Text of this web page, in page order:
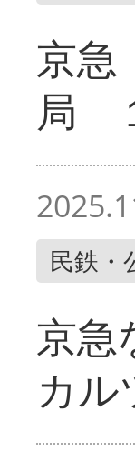
京急
局
民鉄・
京
カ